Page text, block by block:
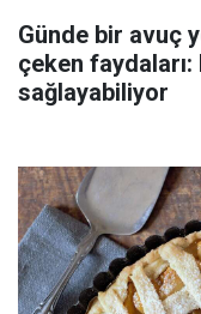
Günde bir avuç
çeken faydaları:
sağlayabiliyor